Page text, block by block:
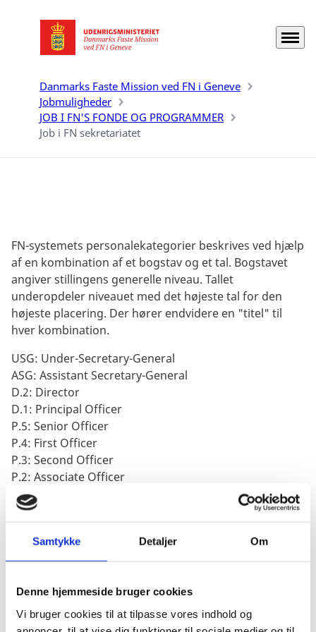
Samtykke Detaljer Om
Denne hjemmeside bruger cookies
Vi bruger cookies til at tilpasse vores indhold og
Gå til forsiden Menu
Danmarks Faste Mission ved FN i Geneve
Jobmuligheder
JOB I FN'S FONDE OG PROGRAMMER
Job i FN sekretariatet
FN-systemets personalekategorier beskrives ved hjælp
af en kombination af et bogstav og et tal. Bogstavet
angiver stillingens generelle niveau. Tallet
underopdeler niveauet med det højeste tal for den
højeste placering. Der hører endvidere en "titel" til
hver kombination.
USG: Under-Secretary-General
ASG: Assistant Secretary-General
D.2: Director
D.1: Principal Officer
P.5: Senior Officer
P.4: First Officer
P.3: Second Officer
P.2: Associate Officer
P.1: Assistant Officer
D-kategorien (director) dækker chefstillinger.
P-kategorien (professional) dækker fastansatte på
Herudover findes følgende særlige kategorier:
L-kategorien dækker sekunderet eller projektansat
personel.